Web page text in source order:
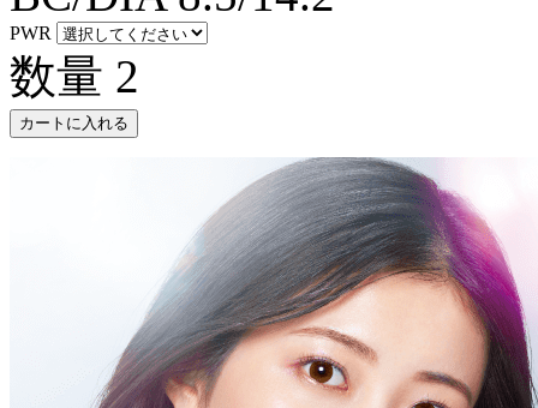
PWR
数量 2
カートに入れる